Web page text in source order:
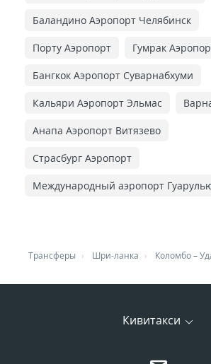
Баландино Аэропорт Челябинск
Порту Аэропорт Гумрак
Бангкок Аэропорт Суварнабхуми
Кальяри Аэропорт Эльмас
Анапа Аэропорт Витязево
Страсбург Аэропорт
Международный аэропорт
Трансферы Шри-ланка Коломбо–
Кивитакси